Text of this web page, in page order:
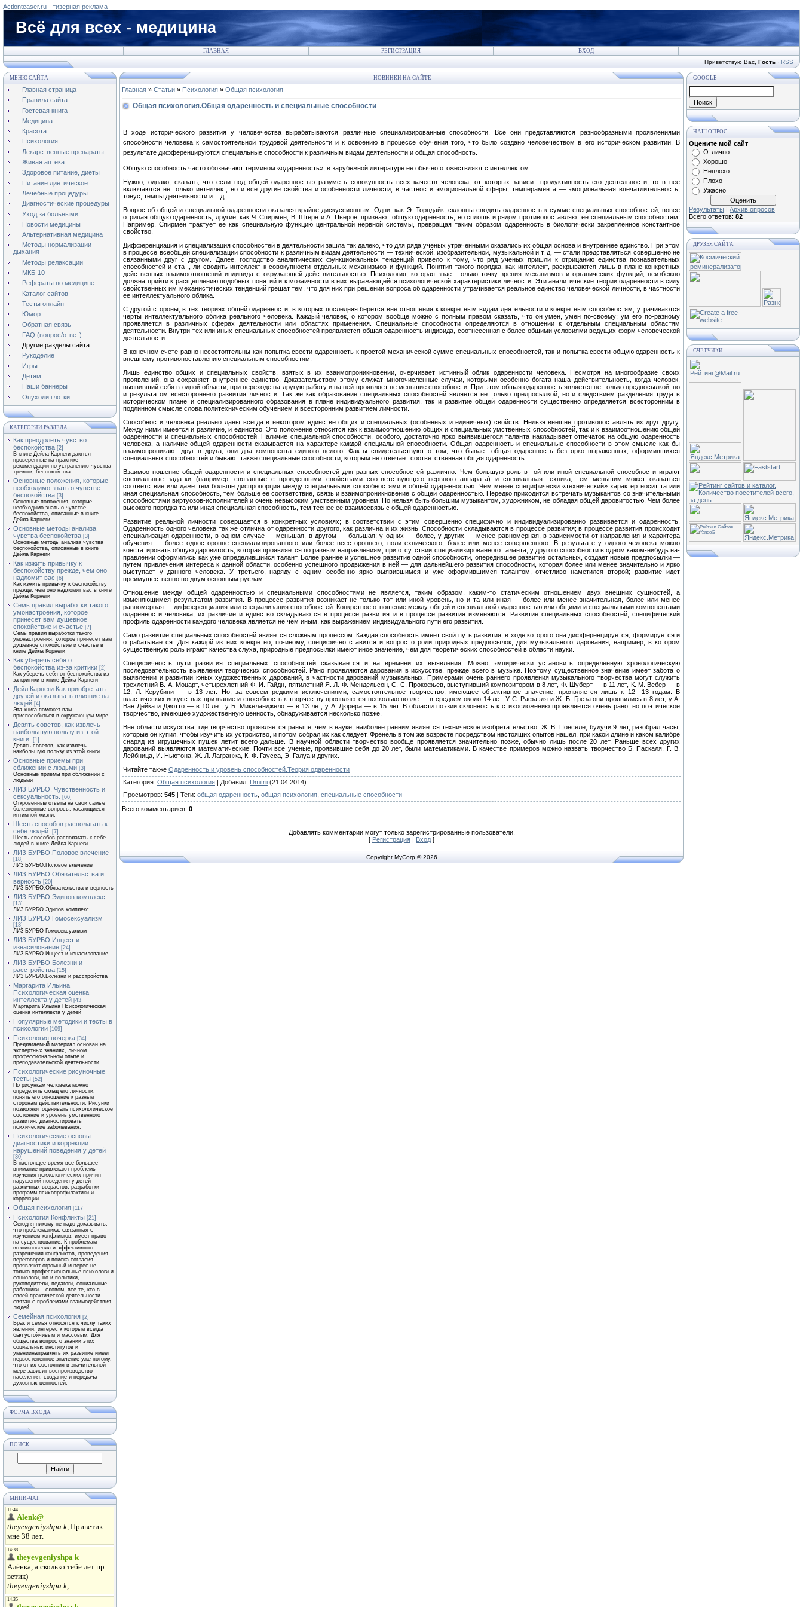
Actionteaser.ru - тизерная реклама
Всё для всех - медицина
ГЛАВНАЯ РЕГИСТРАЦИЯ ВХОД
Приветствую Вас Гость · RSS
МЕНЮ САЙТА
Главная страница
Правила сайта
Гостевая книга
Медицина
Красота
Психология
Лекарственные препараты
Живая аптека
Здоровое питание, диеты
Питание диетическое
Лечебные процедуры
Диагностические процедуры
Уход за больными
Новости медицины
Альтернативная медицина
Методы нормализации
дыхания
Методы релаксации
МКБ-10
Рефераты по медицине
Каталог сайтов
Тесты онлайн
Юмор
Обратная связь
FAQ (вопрос/ответ)
Другие разделы сайта:
Рукоделие
Игры
Детям
Наши баннеры
Опухоли глотки
КАТЕГОРИИ РАЗДЕЛА
Как преодолеть чувство
беспокойства [2]
В книге Дейла Карнеги даются
проверенные на практике
рекомендации по устранению чувства
тревоги, беспокойства.
Основные положения, которые
необходимо знать о чувстве
беспокойства [3]
Основные положения, которые
необходимо знать о чувстве
беспокойства, описанные в книге
Дейла Карнеги
Основные методы анализа
чувства беспокойства [3]
Основные методы анализа чувства
беспокойства, описанные в книге
Дейла Карнеги
Как изжить привычку к
беспокойству прежде, чем оно
надломит вас [6]
Как изжить привычку к беспокойству
прежде, чем оно надломит вас в книге
Дейла Корнеги
Семь правил выработки такого
умонастроения, которое
принесет вам душевное
спокойствие и счастье [7]
Семь правил выработки такого
умонастроения, которое принесет вам
душевное спокойствие и счастье в
книге Дейла Корнеги
Как уберечь себя от
беспокойства из-за критики [2]
Как уберечь себя от беспокойства из-
за критики в книге Дейла Карнеги
Дейл Карнеги Как приобретать
друзей и оказывать влияние на
людей [4]
Эта книга поможет вам
приспособиться в окружающем мире
Девять советов, как извлечь
наибольшую пользу из этой
книги.
[1]
Девять советов, как извлечь
наибольшую пользу из этой книги.
Основные приемы при
сближении с людьми [3]
Основные приемы при сближении с
людьми
ЛИЗ БУРБО. Чувственность и
сексуальность.
[66]
Откровенные ответы на свои самые
болезненные вопросы, касающиеся
интимной жизни.
Шесть способов располагать к
себе людей.
[7]
Шесть способов располагать к себе
людей в книге Дейла Карнеги
ЛИЗ БУРБО.Половое влечение
[18]
ЛИЗ БУРБО.Половое влечение
ЛИЗ БУРБО.Обязательства и
верность [20]
ЛИЗ БУРБО.Обязательства и верность
ЛИЗ БУРБО Эдипов комплекс
[13]
ЛИЗ БУРБО Эдипов комплекс
ЛИЗ БУРБО Гомосексуализм
[13]
ЛИЗ БУРБО Гомосексуализм
ЛИЗ БУРБО.Инцест и
изнасилование [24]
ЛИЗ БУРБО.Инцест и изнасилование
ЛИЗ БУРБО.Болезни и
расстройства [15]
ЛИЗ БУРБО.Болезни и расстройства
Маргарита Ильина
Психологическая оценка
интеллекта у детей [43]
Маргарита Ильина Психологическая
оценка интеллекта у детей
Популярные методики и тесты в
психологии [109]
Психология почерка [34]
Предлагаемый материал основан на
экспертных знаниях, личном
профессиональном опыте и
преподавательской деятельности
Психологические рисуночные
тесты [52]
По рисункам человека можно
определить склад его личности,
понять его отношение к разным
сторонам действительности. Рисунки
позволяют оценивать психологическое
состояние и уровень умственного
развития, диагностировать
психические заболевания.
Психологические основы
диагностики и коррекции
нарушений поведения у детей
[30]
В настоящее время все большее
внимание привлекают проблемы
изучения психологических причин
нарушений поведения у детей
различных возрастов, разработки
программ психопрофилактики и
коррекции
Общая психология [117]
Психология.Конфликты [21]
Сегодня никому не надо доказывать,
что проблематика, связанная с
изучением конфликтов, имеет право
на существование. К проблемам
возникновения и эффективного
разрешения конфликтов, проведения
переговоров и поиска согласия
проявляют огромный интерес не
только профессиональные психологи и
социологи, но и политики,
руководители, педагоги, социальные
работники – словом, все те, кто в
своей практической деятельности
связан с проблемами взаимодействия
людей.
Семейная психология [2]
Брак и семья относятся к числу таких
явлений, интерес к которым всегда
был устойчивым и массовым. Для
общества вопрос о знании этих
социальных институтов и
умениинаправлять их развитие имеет
первостепенное значение уже потому,
что от их состояния в значительной
мере зависит воспроизводство
населения, создание и передача
духовных ценностей.
ФОРМА ВХОДА
ПОИСК
МИНИ-ЧАТ
НОВИНКИ НА САЙТЕ
Главная » Статьи » Психология » Общая психология
Общая психология.Общая одаренность и специальные способности
В ходе исторического развития у человечества вырабатываются различные спе­циализированные способности. Все они представляются разнообразными про­явлениями
способности человека к самостоятельной трудовой деятельности и к освоению в процессе обучения того, что было создано человечеством в его исто­рическом развитии. В
результате дифференцируются специальные способности к различным видам деятельности и общая способность.
Общую способность часто обозначают термином «одаренность»; в зарубеж­ной литературе ее обычно отожествляют с интеллектом.
Нужно, однако, сказать, что если под общей одаренностью разуметь совокуп­ность всех качеств человека, от которых зависит продуктивность его деятельно­сти, то в нее
включаются не только интеллект, но и все другие свойства и особен­ности личности, в частности эмоциональной сферы, темперамента — эмоцио­нальная впечатлительность,
тонус, темпы деятельности и т. д.
Вопрос об общей и специальной одаренности оказался крайне дискуссион­ным. Одни, как Э. Торндайк, склонны сводить одаренность к сумме специаль­ных способностей, вовсе
отрицая общую одаренность, другие, как Ч. Спирмен, В. Штерн и А. Пьерон, признают общую одаренность, но сплошь и рядом про­тивопоставляют ее специальным способностям.
Например, Спирмен трактует ее как специальную функцию центральной нервной системы, превращая таким об­разом одаренность в биологически закрепленное константное
свойство.
Дифференциация и специализация способностей в деятельности зашла так далеко, что для ряда ученых утраченными оказались их общая основа и внут­реннее единство. При этом
в процессе всеобщей специализации способности к различным видам деятельности — технической, изобразительной, музыкальной и т. д. — стали представляться совершенно не
связанными друг с другом. Да­лее, господство аналитических функциональных тенденций привело к тому, что ряд ученых пришли к отрицанию единства познавательных
способностей и ста-,, ли сводить интеллект к совокупности отдельных механизмов и функций. Поня­тия такого порядка, как интеллект, раскрываются лишь в плане конкретных
действенных взаимоотношений индивида с окружающей действительностью. Психология, которая знает только точку зрения механизмов и органических функций, неизбежно
должна прийти к расщеплению подобных понятий и к мозаичности в них выражающейся психологической характеристики личности. Эти аналитические теории одаренности в силу
свойственных им механистичес­ких тенденций грешат тем, что для них при решении вопроса об одаренности утрачивается реальное единство человеческой личности, в частности
ее интел­лектуального облика.
С другой стороны, в тех теориях общей одаренности, в которых последняя берется вне отношения к конкретным видам деятельности и конкретным спо­собностям, утрачиваются
черты интеллектуального облика реального человека. Каждый человек, о котором вообще можно с полным правом сказать, что он умен, умен по-своему; ум его по-разному
проявляется в различных сферах де­ятельности или областях применения. Специальные способности определяются в отношении к отдельным специальным областям
деятельности. Внутри тех или иных специальных способностей проявляется общая одаренность индивида, со­отнесенная с более общими условиями ведущих форм человеческой
деятельности.
В конечном счете равно несостоятельны как попытка свести одаренность к простой механической сумме специальных способностей, так и попытка свести общую одаренность к
внешнему противопоставлению специальным способностям.
Лишь единство общих и специальных свойств, взятых в их взаимопроникно­вении, очерчивает истинный облик одаренности человека. Несмотря на многооб­разие своих
проявлений, она сохраняет внутреннее единство. Доказательством этому служат многочисленные случаи, которыми особенно богата наша действи­тельность, когда человек,
выявивший себя в одной области, при переходе на дру­гую работу и на ней проявляет не меньшие способности. При этом общая ода­ренность является не только предпосылкой, но
и результатом всестороннего развития личности. Так же как образование специальных способностей являет­ся не только предпосылкой, но и следствием разделения труда в
историческом плане и специализированного образования в плане индивидуального развития, так и развитие общей одаренности существенно определяется всесторонним в
подлинном смысле слова политехническим обучением и всесторонним развити­ем личности.
Способности человека реально даны всегда в некотором единстве общих и специальных (особенных и единичных) свойств. Нельзя внешне противопостав­лять их друг другу.
Между ними имеется и различие, и единство. Это положение относится как к взаимоотношению общих и специальных умственных способно­стей, так и к взаимоотношению общей
одаренности и специальных способностей. Наличие специальной способности, особого, достаточно ярко выявившегося та­ланта накладывает отпечаток на общую одаренность
человека, а наличие общей одаренности сказывается на характере каждой специальной способности. Об­щая одаренность и специальные способности в этом смысле как бы
взаимопроникают друг в друга; они два компонента единого целого. Факты свидетельству­ют о том, что бывает общая одаренность без ярко выраженных, оформившихся
специальных способностей и бывают также специальные способности, которым не отвечает соответственная общая одаренность.
Взаимоотношение общей одаренности и специальных способностей для раз­ных способностей различно. Чем большую роль в той или иной специальной способности играют
специальные задатки (например, связанные с врожденными свойствами соответствующего нервного аппарата) и специальная техника, тем меньшим может оказаться
соответствие или даже тем больше диспропорция между специальными способностями и общей одаренностью. Чем менее специ­фически «технический» характер носит та или
иная специальная способность, тем больше ее соответствие, связь и взаимопроникновение с общей одарен­ностью. Нередко приходится встречать музыкантов со значительными
способ­ностями виртуозов-исполнителей и очень невысоким умственным уровнем. Но нельзя быть большим музыкантом, художником, не обладая общей даровито­стью. Чем более
высокого порядка та или иная специальная способность, тем теснее ее взаимосвязь с общей одаренностью.
Развитие реальной личности совершается в конкретных условиях; в соответ­ствии с этим совершенно специфично и индивидуализированно развивается и одаренность.
Одаренность одного человека так же отлична от одаренности дру­гого, как различна и их жизнь. Способности складываются в процессе развития; в процессе развития происходит
специализация одаренности, в одном случае — меньшая, в другом — большая; у одних — более, у других — менее равномерная, в зависимости от направления и характера
обучения — более односторонне специализированного или более всестороннего, политехнического, более или ме­нее совершенного. В результате у одного человека можно
констатировать об­щую даровитость, которая проявляется по разным направлениям, при отсутствии специализированного таланта; у другого способности в одном каком-нибудь на­
правлении оформились как уже определившийся талант. Более раннее и успеш­ное развитие одной способности, опередившее развитие остальных, создает но­вые предпосылки —
путем привлечения интереса к данной области, особенно успешного продвижения в ней — для дальнейшего развития способности, кото­рая более или менее значительно и ярко
выступает у данного человека. У тре­тьего, наряду с одним особенно ярко выявившимся и уже оформившимся талан­том, отчетливо наметился второй; развитие идет
преимущественно по двум ос­новным руслам.
Отношение между общей одаренностью и специальными способностями не является, таким образом, каким-то статическим отношением двух внешних сущностей, а
изменяющимся результатом развития. В процессе развития воз­никает не только тот или иной уровень, но и та или иная — более или менее значительная, более или менее
равномерная — дифференциация или специали­зация способностей. Конкретное отношение между общей и специальной ода­ренностью или общими и специальными компонентами
одаренности человека, их различие и единство складываются в процессе развития и в процессе развития изменяются. Развитие специальных способностей, специфический
профиль ода­ренности каждого человека является не чем иным, как выражением индивиду­ального пути его развития.
Само развитие специальных способностей является сложным процессом. Каж­дая способность имеет свой путь развития, в ходе которого она дифференциру­ется, формируется и
отрабатывается. Для каждой из них конкретно, по-иному, специфично ставится и вопрос о роли природных предпосылок; для музыкаль­ного дарования, например, в котором
существенную роль играют качества слуха, природные предпосылки имеют иное значение, чем для теоретических способностей в области науки.
Специфичность пути развития специальных способностей сказывается и на времени их выявления. Можно эмпирически установить определенную хроно­логическую
последовательность выявления творческих способностей. Рано про­являются дарования в искусстве, прежде всего в музыке. Поэтому существенное значение имеет забота о
выявлении и развитии юных художественных дарова­ний, в частности дарований музыкальных. Примерами очень раннего проявле­ния музыкального творчества могут служить
трехлетний В. А. Моцарт, четырех­летний Ф. И. Гайдн, пятилетний Я. Л. Ф. Мендельсон, С. С. Прокофьев, высту­пивший композитором в 8 лет, Ф. Шуберт — в 11 лет, К. М. Вебер — в
12, Л. Керубини — в 13 лет. Но, за совсем редкими исключениями, самостоятельное творчество, имеющее объективное значение, проявляется лишь к 12—13 годам. В
пластических искусствах призвание и способность к творчеству проявляются несколько позже — в среднем около 14 лет. У С. Рафаэля и Ж.-Б. Греза они проявились в 8 лет, у А.
Ван Дейка и Джотто — в 10 лет, у Б. Микеланджело — в 13 лет, у А. Дюрера — в 15 лет. В области поэзии склонность к стихосложе­нию проявляется очень рано, но поэтическое
творчество, имеющее художествен­ную ценность, обнаруживается несколько позже.
Вне области искусства, где творчество проявляется раньше, чем в науке, наи­более ранним является техническое изобретательство. Ж. В. Понселе, будучи 9 лет, разобрал часы,
которые он купил, чтобы изучить их устройство, и потом собрал их как следует. Френель в том же возрасте посредством настоящих опытов нашел, при какой длине и каком калибре
снаряд из игрушечных пушек летит всего дальше. В научной области творчество вообще проявляется значи­тельно позже, обычно лишь после 20 лет. Раньше всех других
дарований выяв­ляются математические. Почти все ученые, проявившие себя до 20 лет, были математиками. В качестве примеров можно назвать творчество Б. Паскаля, Г. В.
Лейбница, И. Ньютона, Ж. Л. Лагранжа, К. Ф. Гаусса, Э. Галуа и других.
Читайте также Одаренность и уровень способностей.Теория одаренности
Категория: Общая психология | Добавил: Dmitrii (21.04.2014)
Просмотров: 545 | Теги: общая одаренность общая психология специальные способности
Всего комментариев: 0
Добавлять комментарии могут только зарегистрированные пользователи.
[ Регистрация | Вход ]
Copyright MyCorp © 2026
GOOGLE
НАШ ОПРОС
Оцените мой сайт
Отлично
Хорошо
Неплохо
Плохо
Ужасно
Результаты | Архив опросов
Всего ответов: 82
ДРУЗЬЯ САЙТА
СЧЁТЧИКИ